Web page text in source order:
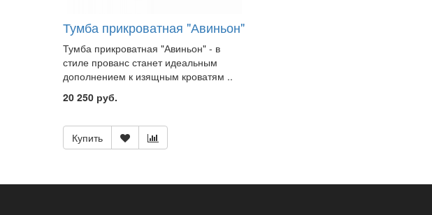
Тумба прикроватная "Авиньон"
Тумба прикроватная "Авиньон" - в
стиле прованс станет идеальным
дополнением к изящным кроватям ..
20 250 руб.
Купить